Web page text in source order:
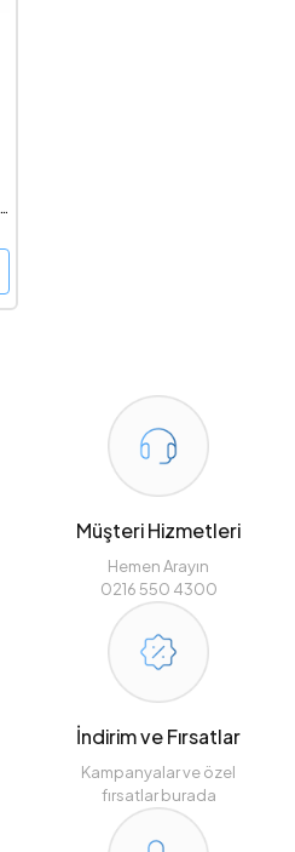
Müşteri Hizmetleri
Hemen Arayın
0216 550 4300
İndirim ve Fırsatlar
Kampanyalar ve özel
fırsatlar burada